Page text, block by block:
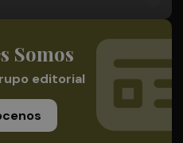
Somos
editorial